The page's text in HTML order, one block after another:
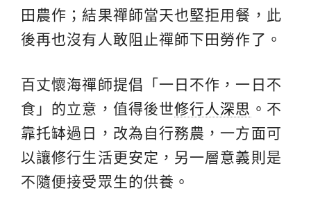
田農作；結果禪師當天也堅拒用餐，此
後再也沒有人敢阻止禪師下田勞作了。
百丈懷海禪師提倡「一日不作，一日不
食」的立意，值得後世修行人深思 。不
靠托缽過日，改為自行務農，一方面可
以讓修行生活更安定，另一層意義則是
不隨便接受眾生的供養。